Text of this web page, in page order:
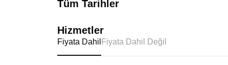
Tüm Tarihler
Hizmetler
Fiyata Dahil Fiyata Dahil Değil